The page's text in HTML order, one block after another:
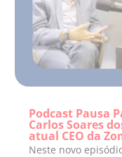
Podcast Pausa
Carlos Soares
atual CEO da
Neste novo